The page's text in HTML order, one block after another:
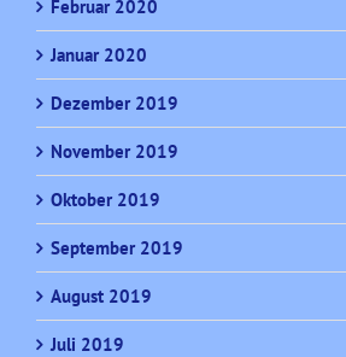
Februar 2020
Januar 2020
Dezember 2019
November 2019
Oktober 2019
September 2019
August 2019
Juli 2019